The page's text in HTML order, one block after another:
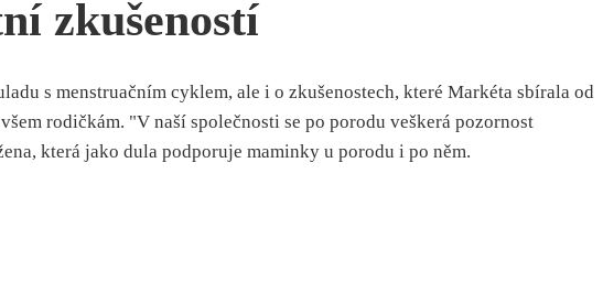
zkušeností
s menstruačním cyklem, ale i o zkušenostech, které Markéta sbírala od
rodičkám. "V naší společnosti se po porodu veškerá pozornost
která jako dula podporuje maminky u porodu i po něm.